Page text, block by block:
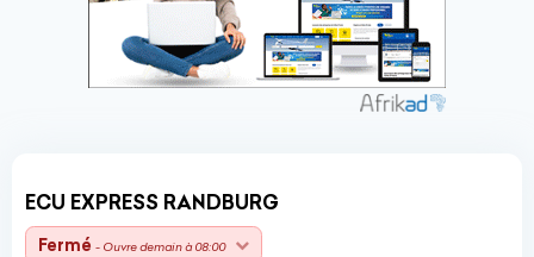
ECU EXPRESS RANDBURG
Fermé - Ouvre demain à 08:00